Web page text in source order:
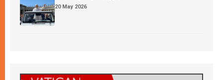
20 May 2026